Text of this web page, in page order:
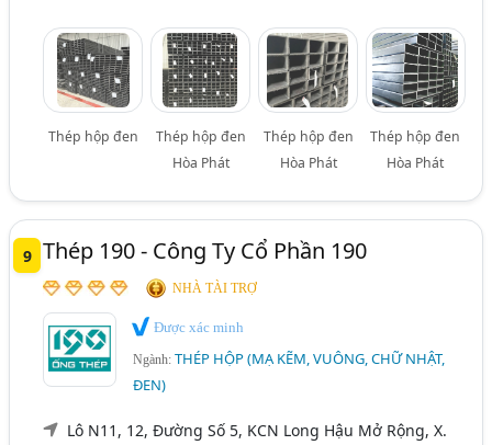
Thép hộp đen
Thép hộp đen
Hòa Phát
Thép hộp đen
Hòa Phát
Thép hộp đen
Hòa Phát
9 Thép 190 - Công Ty Cổ Phần 190
NHÀ TÀI TRỢ
Được xác minh
Ngành:THÉP HỘP (MẠ KẼM, VUÔNG, CHỮ NHẬT,
ĐEN)
Lô N11, 12, Đường Số 5, KCN Long Hậu Mở Rộng, X.